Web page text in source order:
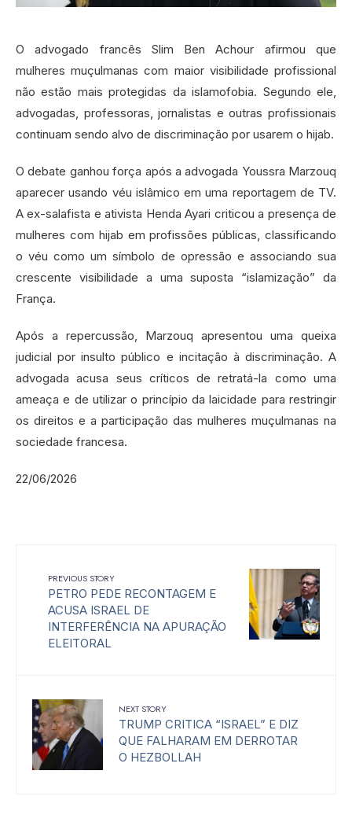
O advogado francês Slim Ben Achour afirmou que
mulheres muçulmanas com maior visibilidade profissional
não estão mais protegidas da islamofobia. Segundo ele,
advogadas, professoras, jornalistas e outras profissionais
continuam sendo alvo de discriminação por usarem o hijab.
O debate ganhou força após a advogada Youssra Marzouq
aparecer usando véu islâmico em uma reportagem de TV.
A ex-salafista e ativista Henda Ayari criticou a presença de
mulheres com hijab em profissões públicas, classificando
o véu como um símbolo de opressão e associando sua
crescente visibilidade a uma suposta “islamização” da
França.
Após a repercussão, Marzouq apresentou uma queixa
judicial por insulto público e incitação à discriminação. A
advogada acusa seus críticos de retratá-la como uma
ameaça e de utilizar o princípio da laicidade para restringir
os direitos e a participação das mulheres muçulmanas na
sociedade francesa.
22/06/2026
PREVIOUS STORY
PETRO PEDE RECONTAGEM E
ACUSA ISRAEL DE
INTERFERÊNCIA NA APURAÇÃO
ELEITORAL
NEXT STORY
TRUMP CRITICA “ISRAEL” E DIZ
QUE FALHARAM EM DERROTAR
O HEZBOLLAH